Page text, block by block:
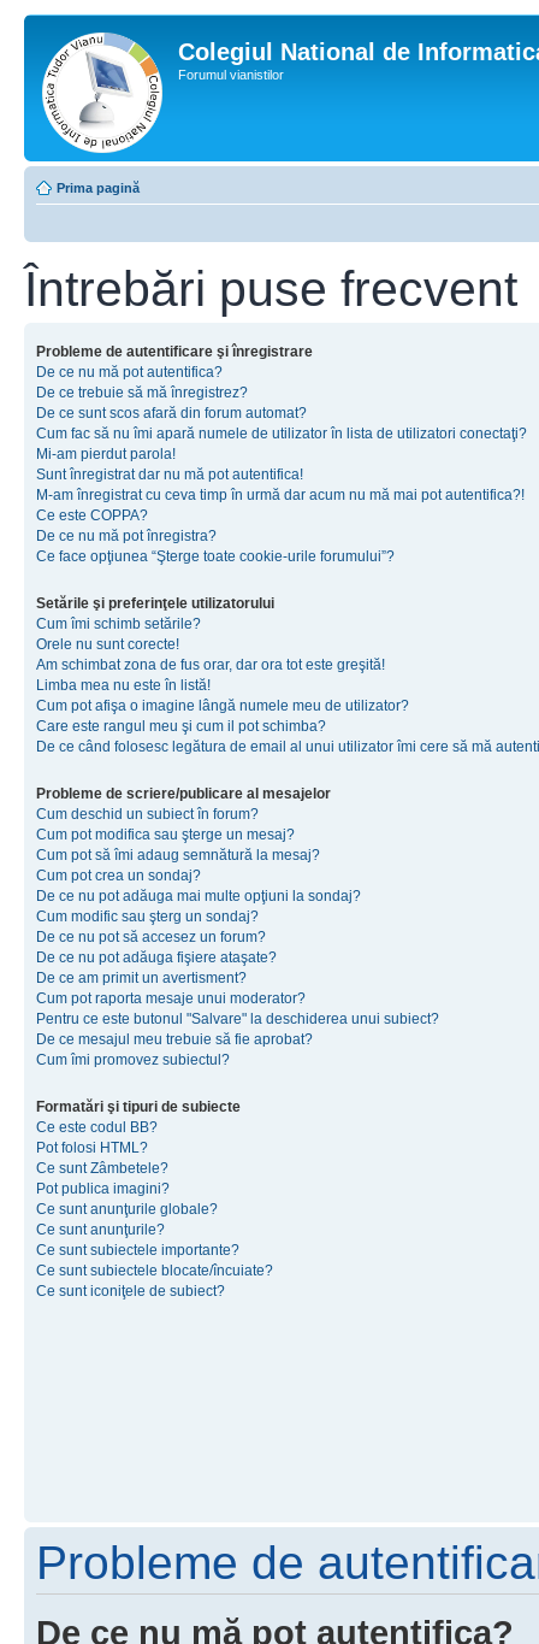
Colegiul National de
Forumul vianistilor
Prima pagină
Întrebări puse frecvent
Probleme de autentificare şi înregistrare
De ce nu mă pot autentifica?
De ce trebuie să mă înregistrez?
De ce sunt scos afară din forum automat?
Cum fac să nu îmi apară numele de utilizator în lista de utilizatori conectaţi?
Mi-am pierdut parola!
Sunt înregistrat dar nu mă pot autentifica!
M-am înregistrat cu ceva timp în urmă dar acum nu mă mai pot autentifica?!
Ce este COPPA?
De ce nu mă pot înregistra?
Ce face opţiunea “Şterge toate cookie-urile forumului”?
Setările şi preferinţele utilizatorului
Cum îmi schimb setările?
Orele nu sunt corecte!
Am schimbat zona de fus orar, dar ora tot este greşită!
Limba mea nu este în listă!
Cum pot afişa o imagine lângă numele meu de utilizator?
Care este rangul meu şi cum il pot schimba?
De ce când folosesc legătura de email al unui utilizator îmi cere să mă
Probleme de scriere/publicare al mesajelor
Cum deschid un subiect în forum?
Cum pot modifica sau şterge un mesaj?
Cum pot să îmi adaug semnătură la mesaj?
Cum pot crea un sondaj?
De ce nu pot adăuga mai multe opţiuni la sondaj?
Cum modific sau şterg un sondaj?
De ce nu pot să accesez un forum?
De ce nu pot adăuga fişiere ataşate?
De ce am primit un avertisment?
Cum pot raporta mesaje unui moderator?
Pentru ce este butonul "Salvare" la deschiderea unui subiect?
De ce mesajul meu trebuie să fie aprobat?
Cum îmi promovez subiectul?
Formatări şi tipuri de subiecte
Ce este codul BB?
Pot folosi HTML?
Ce sunt Zâmbetele?
Pot publica imagini?
Ce sunt anunţurile globale?
Ce sunt anunţurile?
Ce sunt subiectele importante?
Ce sunt subiectele blocate/încuiate?
Ce sunt iconiţele de subiect?
Probleme de
De ce nu mă pot autentifica?